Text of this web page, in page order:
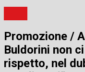
Promozione /
Buldorini non
rispetto, nel